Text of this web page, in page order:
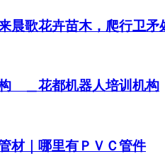
晨歌花卉苗木，爬行卫矛
＿花都机器人培训机构
材｜哪里有ＰＶＣ管件